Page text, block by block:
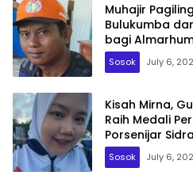
Muhajir
Bulukumba
bagi
Sosok July 6,
Kisah Mirna,
Raih Medali
Porsenijar
Sosok July 6,